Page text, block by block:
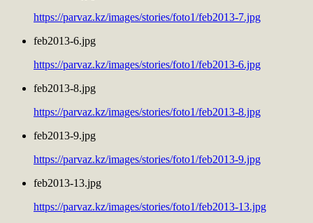
https://parvaz.kz/images/stories/foto1/feb2013-7.jpg
feb2013-6.jpg
https://parvaz.kz/images/stories/foto1/feb2013-6.jpg
feb2013-8.jpg
https://parvaz.kz/images/stories/foto1/feb2013-8.jpg
feb2013-9.jpg
https://parvaz.kz/images/stories/foto1/feb2013-9.jpg
feb2013-13.jpg
https://parvaz.kz/images/stories/foto1/feb2013-13.jpg